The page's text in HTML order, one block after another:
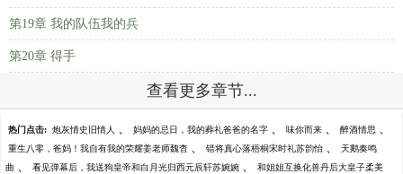
第19章 我的队伍我的兵
第20章 得手
查看更多章节...
热门点击: 炮灰情史旧情人 、 妈妈的忌日，我的葬礼爸爸的名字 、 味你而来 、 醉酒情思 、
重生八零，爸妈！我自有我的荣耀姜老师魏杳 、 错将真心落梧桐宋时礼苏韵怡 、 天鹅奏鸣
曲 、 看见弹幕后，我送狗皇帝和白月光归西元辰轩苏婉婉 、 和姐姐互换化兽丹后大皇子柔美